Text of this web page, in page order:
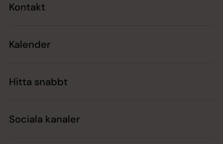
Kontakt
Kalender
Hitta snabbt
Sociala kanaler